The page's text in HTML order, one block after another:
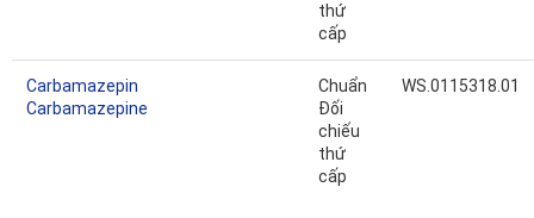
thứ
cấp
Carbamazepin
Carbamazepine
Chuẩn
Đối
chiếu
thứ
cấp
WS.0115318.01